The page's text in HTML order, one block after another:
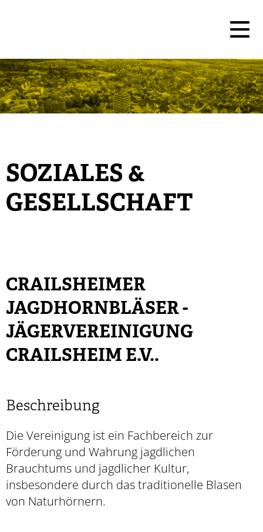
SOZIALES &
GESELLSCHAFT
CRAILSHEIMER
JAGDHORNBLÄSER -
JÄGERVEREINIGUNG
CRAILSHEIM E.V..
Beschreibung
Die Vereinigung ist ein Fachbereich zur
Förderung und Wahrung jagdlichen
Brauchtums und jagdlicher Kultur,
insbesondere durch das traditionelle Blasen
von Naturhörnern.